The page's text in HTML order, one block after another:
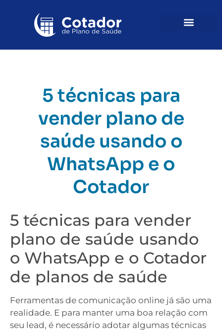
5 técnicas para
vender plano de
saúde usando o
WhatsApp e o
Cotador
5 técnicas para vender
plano de saúde usando
o WhatsApp e o Cotador
de planos de saúde
Ferramentas de comunicação online já são uma
realidade. E para manter uma boa relação com
seu lead, é necessário adotar algumas técnicas